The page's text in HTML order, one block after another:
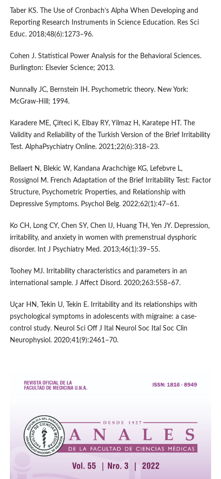
Taber KS. The Use of Cronbach’s Alpha When Developing and
Reporting Research Instruments in Science Education. Res Sci
Educ. 2018;48(6):1273–96.
Cohen J. Statistical Power Analysis for the Behavioral Sciences.
Burlington: Elsevier Science; 2013.
Nunnally JC, Bernstein IH. Psychometric theory. New York:
McGraw-Hill; 1994.
Karadere ME, Çifteci K, Elbay RY, Yilmaz H, Karatepe HT. The
Validity and Reliability of the Turkish Version of the Brief Irritability
Test. AlphaPsychiatry Online. 2021;22(6):318–23.
Bellaert N, Blekic W, Kandana Arachchige KG, Lefebvre L,
Rossignol M. French Adaptation of the Brief Irritability Test: Factor
Structure, Psychometric Properties, and Relationship with
Depressive Symptoms. Psychol Belg. 2022;62(1):47–61.
Ko CH, Long CY, Chen SY, Chen IJ, Huang TH, Yen JY. Depression,
irritability, and anxiety in women with premenstrual dysphoric
disorder. Int J Psychiatry Med. 2013;46(1):39–55.
Toohey MJ. Irritability characteristics and parameters in an
international sample. J Affect Disord. 2020;263:558–67.
Uçar HN, Tekin U, Tekin E. Irritability and its relationships with
psychological symptoms in adolescents with migraine: a case-
control study. Neurol Sci Off J Ital Neurol Soc Ital Soc Clin
Neurophysiol. 2020;41(9):2461–70.